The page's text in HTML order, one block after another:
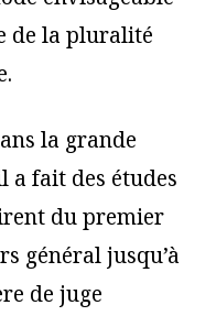
de la pluralité
la grande
a fait des études
du premier
général jusqu’à
de juge